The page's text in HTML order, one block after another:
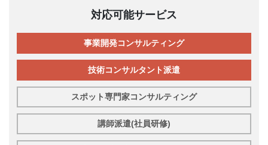
対応可能サービス
事業開発コンサルティング
技術コンサルタント派遣
スポット専門家コンサルティング
講師派遣(社員研修)